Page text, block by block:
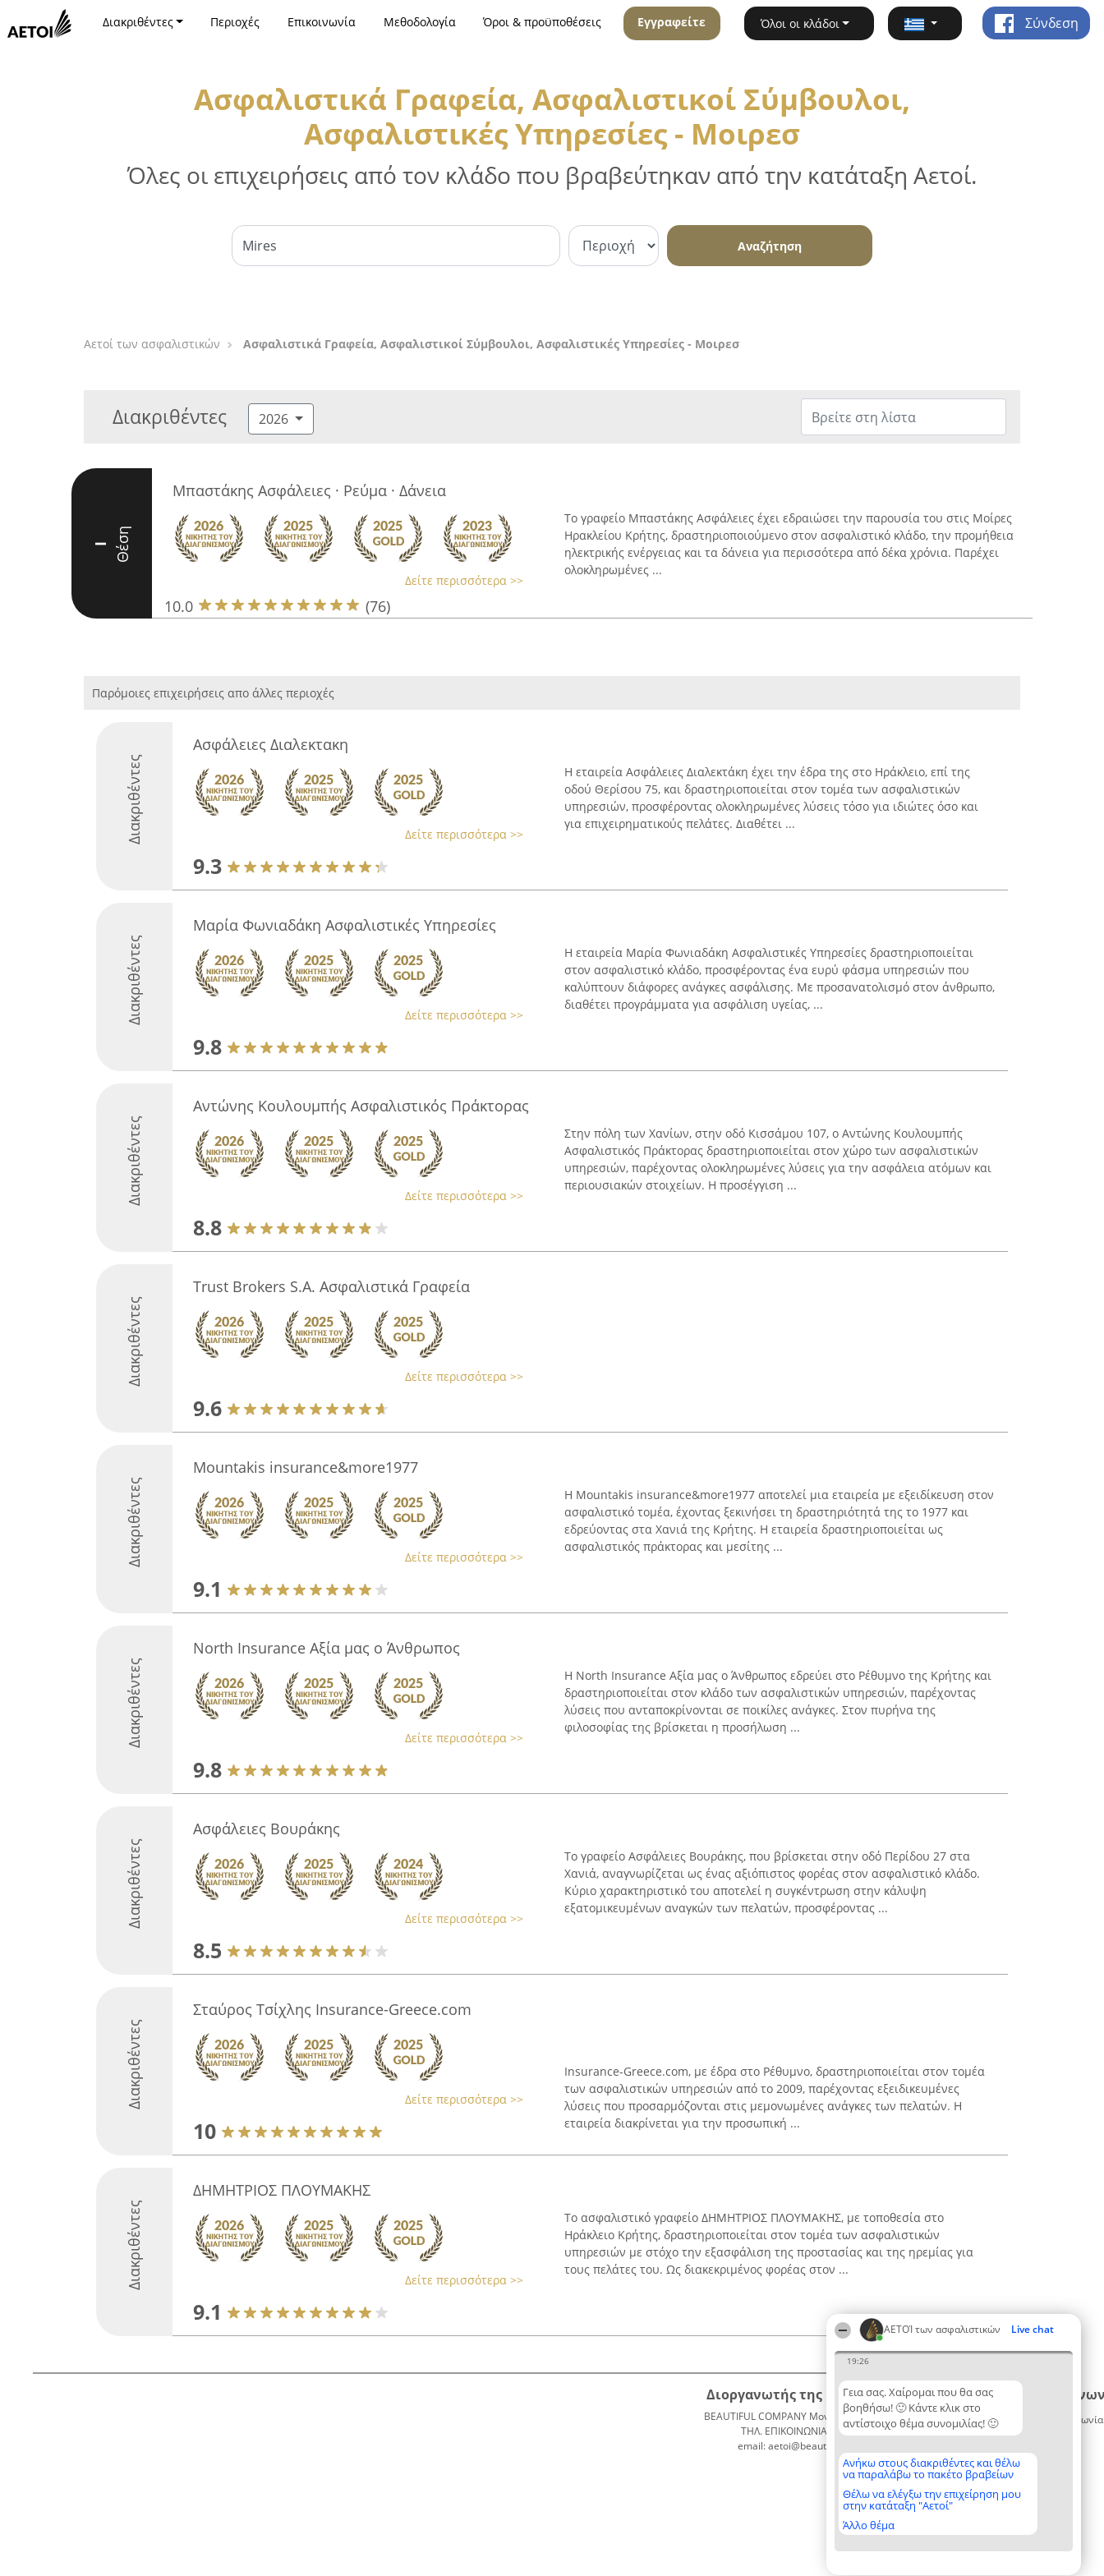
ΑΕΤΟΊ των ασφαλιστικών Live chat
19:26
Γεια σας. Χαίρομαι που θα σας
βοηθήσω! 🙂 Κάντε κλικ στο
αντίστοιχο θέμα συνομιλίας! 🙂
Ανήκω στους διακριθέντες και θέλω
να παραλάβω το πακέτο βραβείων
Θέλω να ελέγξω την επιχείρηση μου
στην κατάταξη "Αετοί"
Άλλο θέμα
Διακριθέντες Περιοχές Επικοινωνία Μεθοδολογία Όροι & προϋποθέσεις Εγγραφείτε Όλοι οι κλάδοι Σύνδεση
Ασφαλιστικά Γραφεία, Ασφαλιστικοί Σύμβουλοι,
Ασφαλιστικές Υπηρεσίες - Μοιρεσ
Όλες οι επιχειρήσεις από τον κλάδο που βραβεύτηκαν από την κατάταξη Αετοί.
Αναζήτηση
Αετοί των ασφαλιστικών Ασφαλιστικά Γραφεία, Ασφαλιστικοί Σύμβουλοι, Ασφαλιστικές Υπηρεσίες - Μοιρεσ
Διακριθέντες 2026
I Θέση
Μπαστάκης Ασφάλειες · Ρεύμα · Δάνεια
Δείτε περισσότερα >>
10.0 (76)
Το γραφείο Μπαστάκης Ασφάλειες έχει εδραιώσει την παρουσία του στις Μοίρες
Ηρακλείου Κρήτης, δραστηριοποιούμενο στον ασφαλιστικό κλάδο, την προμήθεια
ηλεκτρικής ενέργειας και τα δάνεια για περισσότερα από δέκα χρόνια. Παρέχει
ολοκληρωμένες ...
Παρόμοιες επιχειρήσεις απο άλλες περιοχές
Διακριθέντες
Ασφάλειες Διαλεκτακη
Δείτε περισσότερα >>
9.3
Η εταιρεία Ασφάλειες Διαλεκτάκη έχει την έδρα της στο Ηράκλειο, επί της
οδού Θερίσου 75, και δραστηριοποιείται στον τομέα των ασφαλιστικών
υπηρεσιών, προσφέροντας ολοκληρωμένες λύσεις τόσο για ιδιώτες όσο και
για επιχειρηματικούς πελάτες. Διαθέτει ...
Διακριθέντες
Μαρία Φωνιαδάκη Ασφαλιστικές Υπηρεσίες
Δείτε περισσότερα >>
9.8
Η εταιρεία Μαρία Φωνιαδάκη Ασφαλιστικές Υπηρεσίες δραστηριοποιείται
στον ασφαλιστικό κλάδο, προσφέροντας ένα ευρύ φάσμα υπηρεσιών που
καλύπτουν διάφορες ανάγκες ασφάλισης. Με προσανατολισμό στον άνθρωπο,
διαθέτει προγράμματα για ασφάλιση υγείας, ...
Διακριθέντες
Αντώνης Κουλουμπής Ασφαλιστικός Πράκτορας
Δείτε περισσότερα >>
8.8
Στην πόλη των Χανίων, στην οδό Κισσάμου 107, ο Αντώνης Κουλουμπής
Ασφαλιστικός Πράκτορας δραστηριοποιείται στον χώρο των ασφαλιστικών
υπηρεσιών, παρέχοντας ολοκληρωμένες λύσεις για την ασφάλεια ατόμων και
περιουσιακών στοιχείων. Η προσέγγιση ...
Διακριθέντες
Trust Brokers S.A. Ασφαλιστικά Γραφεία
Δείτε περισσότερα >>
9.6
Διακριθέντες
Mountakis insurance&more1977
Δείτε περισσότερα >>
9.1
Η Mountakis insurance&more1977 αποτελεί μια εταιρεία με εξειδίκευση στον
ασφαλιστικό τομέα, έχοντας ξεκινήσει τη δραστηριότητά της το 1977 και
εδρεύοντας στα Χανιά της Κρήτης. Η εταιρεία δραστηριοποιείται ως
ασφαλιστικός πράκτορας και μεσίτης ...
Διακριθέντες
North Insurance Αξία μας ο Άνθρωπος
Δείτε περισσότερα >>
9.8
Η North Insurance Αξία μας ο Άνθρωπος εδρεύει στο Ρέθυμνο της Κρήτης και
δραστηριοποιείται στον κλάδο των ασφαλιστικών υπηρεσιών, παρέχοντας
λύσεις που ανταποκρίνονται σε ποικίλες ανάγκες. Στον πυρήνα της
φιλοσοφίας της βρίσκεται η προσήλωση ...
Διακριθέντες
Ασφάλειες Βουράκης
Δείτε περισσότερα >>
8.5
Το γραφείο Ασφάλειες Βουράκης, που βρίσκεται στην οδό Περίδου 27 στα
Χανιά, αναγνωρίζεται ως ένας αξιόπιστος φορέας στον ασφαλιστικό κλάδο.
Κύριο χαρακτηριστικό του αποτελεί η συγκέντρωση στην κάλυψη
εξατομικευμένων αναγκών των πελατών, προσφέροντας ...
Διακριθέντες
Σταύρος Τσίχλης Insurance-Greece.com
Δείτε περισσότερα >>
10
Insurance-Greece.com, με έδρα στο Ρέθυμνο, δραστηριοποιείται στον τομέα
των ασφαλιστικών υπηρεσιών από το 2009, παρέχοντας εξειδικευμένες
λύσεις που προσαρμόζονται στις μεμονωμένες ανάγκες των πελατών. Η
εταιρεία διακρίνεται για την προσωπική ...
Διακριθέντες
ΔΗΜΗΤΡΙΟΣ ΠΛΟΥΜΑΚΗΣ
Δείτε περισσότερα >>
9.1
Το ασφαλιστικό γραφείο ΔΗΜΗΤΡΙΟΣ ΠΛΟΥΜΑΚΗΣ, με τοποθεσία στο
Ηράκλειο Κρήτης, δραστηριοποιείται στον τομέα των ασφαλιστικών
υπηρεσιών με στόχο την εξασφάλιση της προστασίας και της ηρεμίας για
τους πελάτες του. Ως διακεκριμένος φορέας στον ...
Διοργανωτής της κατάταξης
BEAUTIFUL COMPANY Μονοπρόσωπη ΙΚΕ
ΤΗΛ. ΕΠΙΚΟΙΝΩΝΙΑΣ: 2104128019
email: aetoi@beautifulcompany.co
Κατάταξη
Διακριθέντες
Λίστα
διακριθέντων
Μεθοδολογία
Όροι &
προϋποθέσεις
ΑΠΟΡΡΗΤΟΥ
Επικοινωνία